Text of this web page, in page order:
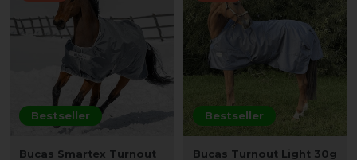
Bestseller
Bucas Smartex Turnout
Bestseller
Bucas Turnout Light 30g